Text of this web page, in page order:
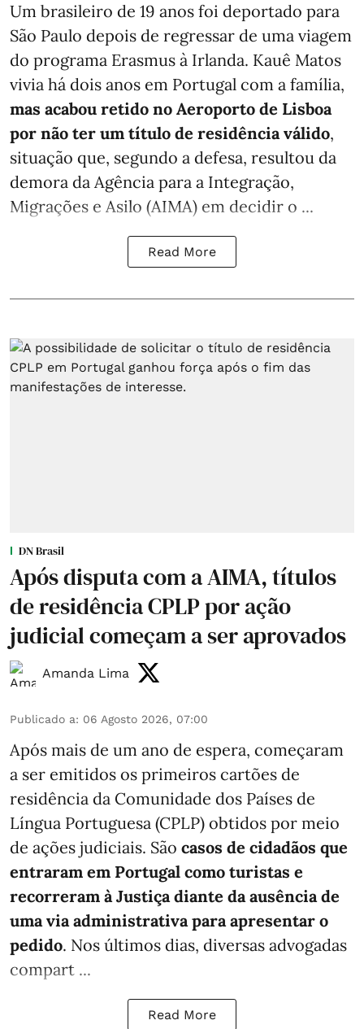
Um brasileiro de 19 anos foi deportado para
São Paulo depois de regressar de uma viagem
do programa Erasmus à Irlanda. Kauê Matos
vivia há dois anos em Portugal com a família,
mas acabou retido no Aeroporto de Lisboa
por não ter um título de residência válido,
situação que, segundo a defesa, resultou da
demora da Agência para a Integração,
Migrações e Asilo (AIMA) em decidir o ...
Read More
DN Brasil
Após disputa com a AIMA, títulos
de residência CPLP por ação
judicial começam a ser aprovados
Amanda Lima
Publicado a: 06 Agosto 2026, 07:00
Após mais de um ano de espera, começaram
a ser emitidos os primeiros cartões de
residência da Comunidade dos Países de
Língua Portuguesa (CPLP) obtidos por meio
de ações judiciais. São casos de cidadãos que
entraram em Portugal como turistas e
recorreram à Justiça diante da ausência de
uma via administrativa para apresentar o
pedido. Nos últimos dias, diversas advogadas
compart ...
Read More